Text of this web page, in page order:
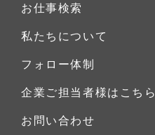
お仕事検索
私たちについて
フォロー体制
企業ご担当者様はこちら
お問い合わせ